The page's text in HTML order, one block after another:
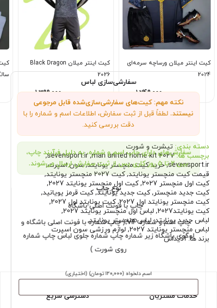
سفارشی‌سازی لباس
نکته مهم: کیت‌های سفارشی‌سازی‌شده قابل مرجوعی
نیستند. لطفاً قبل از ثبت سفارش، اطلاعات اسم و شماره را با
دقت بررسی کنید.
سفارش‌های دارای چاپ اسم و شماره، به دلیل فرآیند چاپ،
بین ۲ تا ۵ روز کاری پس از ثبت سفارش ارسال می‌شوند.
نوع چاپ
چاپ با فونت اصلی باشگاه
چاپ اسم و شماره VIP ( چاپ شماره با فونت اصلی باشگاه و
لوگوی باشگاه زیر شماره چاپ شماره جلوی لباس چاپ شماره
روی شورت )
اسم دلخواه (۱۲۰٬۰۰۰ تومان) (اختیاری)
کیت اینتر میلان ورساچه سرمه‌ای
2024
1,249,000 تومان
کیت اینتر میلان Black Dragon
2026
1,399,000 تومان
دسته بندی: تیشرت و شورت
برچسب ها:man united home kit 2027
,
sevensport.ir
,
sevensport.ir
,خرید کیت منچستر یونایتد,سون اسپرت,
قیمت کیت منچستر یونایتد,کیت 2027 منچستر یونایتد
,
کیت اول منچستر 2027
,کیت اول منچستر یونایتد 2027
,
کیت جدید منچستر ,کیت جدید یونایتد,کیت قرمز یویانید,
کیت منچستر یونایتد اول 2027
,کیت یونایتد اول 2027
,
کیت یونایتد2027
, لباس اول منچستر یونایتد 2027
,
لباس جدید یونایتد,لباس منچستر یونایتد,
لباس منچستر یونایتد 2027
, لوازم ورزشی سون اسپرت
برند ها:آدیداس
خدمات مشتریان دسترسی سریع